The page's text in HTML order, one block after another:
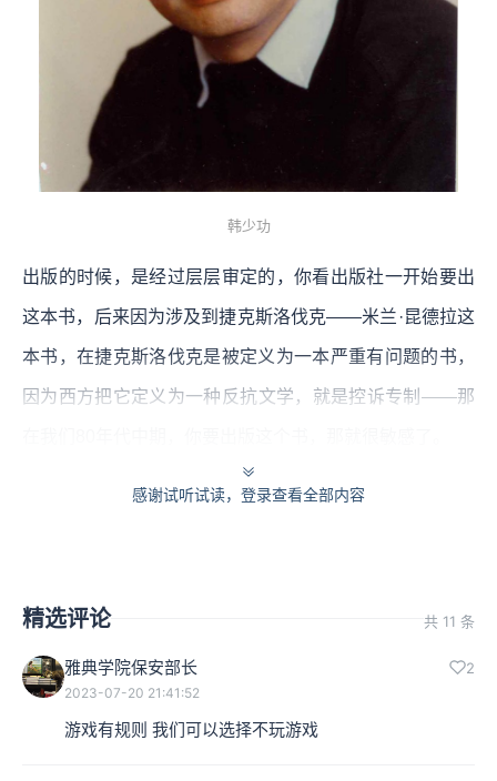
韩少功
出版的时候，是经过层层审定的，你看出版社一开始要出
这本书，后来因为涉及到捷克斯洛伐克——米兰·昆德拉这
本书，在捷克斯洛伐克是被定义为一本严重有问题的书，
因为西方把它定义为一种反抗文学，就是控诉专制——那
后来往上报到国家出版署；然后里面还涉及到国外，还要
版，就觉得会影响国际关系。小小的一本小说，就涉及这
么复杂的问题。到后来，到捷克的总理访问回去了，然后
几经曲折，最后才把它出版了。
感谢试听试读，登录查看全部内容
精选评论 共 11 条
雅典学院保安部长 2
2023-07-20 21:41:52
游戏有规则 我们可以选择不玩游戏